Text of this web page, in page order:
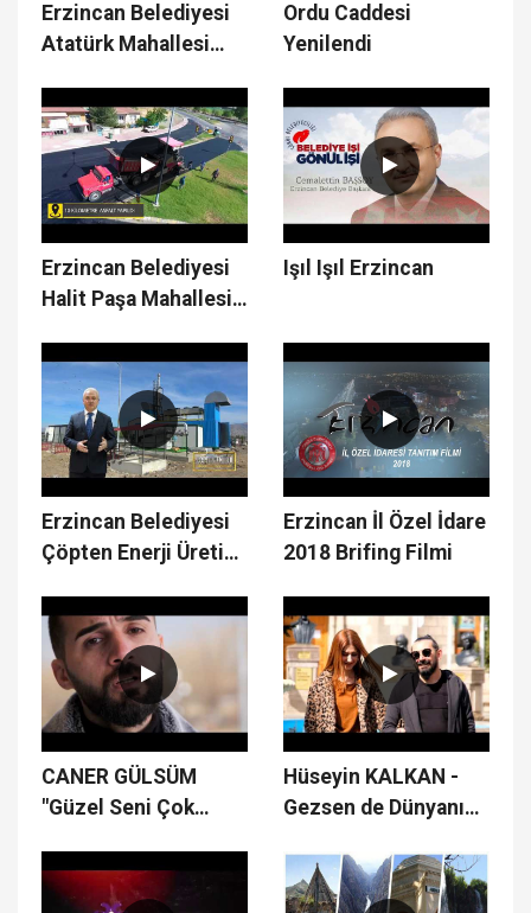
Erzincan Belediyesi
Atatürk Mahallesi
Ordu Caddesi
Yenilendi
Erzincan Belediyesi
Halit Paşa Mahallesi
Işıl Işıl Erzincan
Erzincan Belediyesi
Çöpten Enerji Üretim
Erzincan İl Özel İdare
2018 Brifing Filmi
CANER GÜLSÜM
"Güzel Seni Çok
Hüseyin KALKAN -
Gezsen de Dünyanın